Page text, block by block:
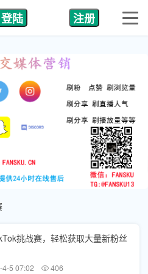
登陆 注册
挑战赛，轻松获取大量新粉丝
4-5 07:02 406